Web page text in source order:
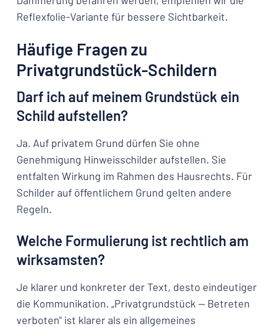
Reflexfolie-Variante für bessere Sichtbarkeit.
Häufige Fragen zu
Privatgrundstück-Schildern
Darf ich auf meinem Grundstück ein
Schild aufstellen?
Ja. Auf privatem Grund dürfen Sie ohne
Genehmigung Hinweisschilder aufstellen. Sie
entfalten Wirkung im Rahmen des Hausrechts. Für
Schilder auf öffentlichem Grund gelten andere
Regeln.
Welche Formulierung ist rechtlich am
wirksamsten?
Je klarer und konkreter der Text, desto eindeutiger
die Kommunikation. „Privatgrundstück — Betreten
verboten" ist klarer als ein allgemeines